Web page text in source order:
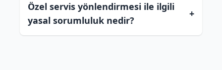
Özel servis yönlendirmesi ile ilgili
yasal sorumluluk nedir?
+